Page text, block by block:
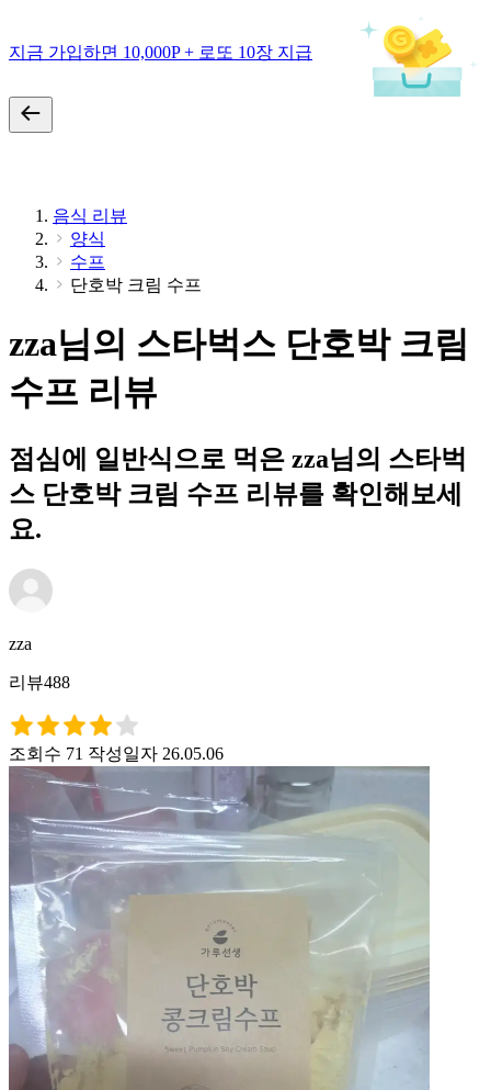
지금 가입하면 10,000P + 로또 10장 지급
음식 리뷰
양식
수프
단호박 크림 수프
zza님의 스타벅스 단호박 크림
수프 리뷰
점심에 일반식으로 먹은 zza님의 스타벅
스 단호박 크림 수프 리뷰를 확인해보세
요.
zza
리뷰488
조회수 71 작성일자 26.05.06